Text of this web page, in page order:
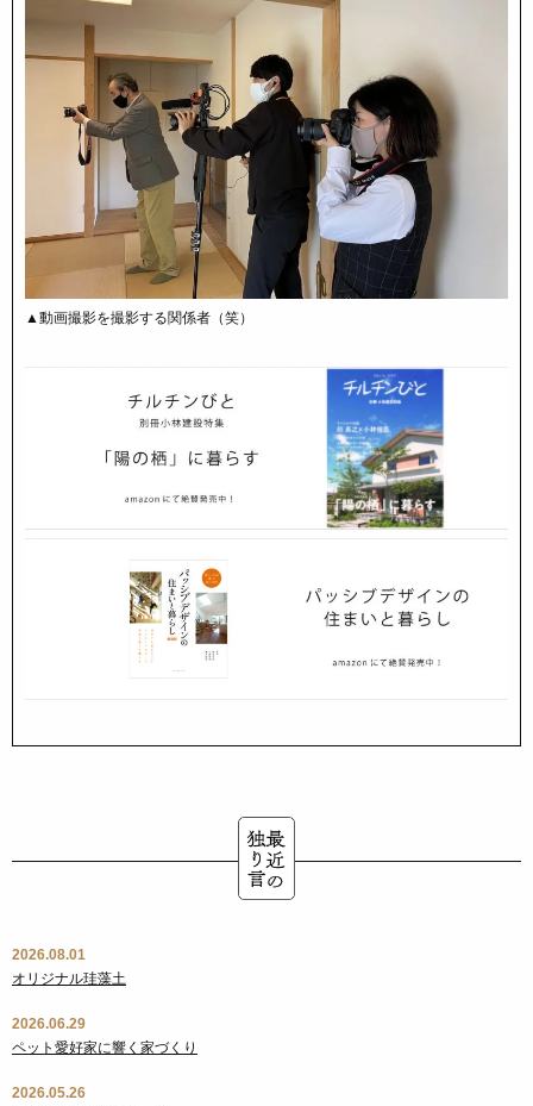
▲動画撮影を撮影する関係者（笑）
2026.08.01
オリジナル珪藻土
2026.06.29
ペット愛好家に響く家づくり
2026.05.26